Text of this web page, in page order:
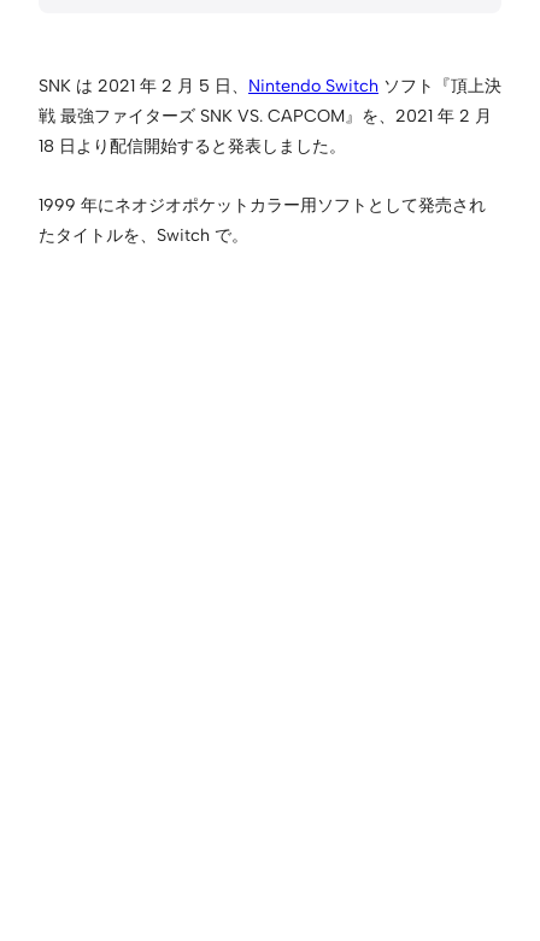
SNK は 2021 年 2 月 5 日、 Nintendo Switch ソフト『頂上決
戦 最強ファイターズ SNK VS. CAPCOM』を、2021 年 2 月
18 日より配信開始すると発表しました。
1999 年にネオジオポケットカラー用ソフトとして発売され
たタイトルを、Switch で。